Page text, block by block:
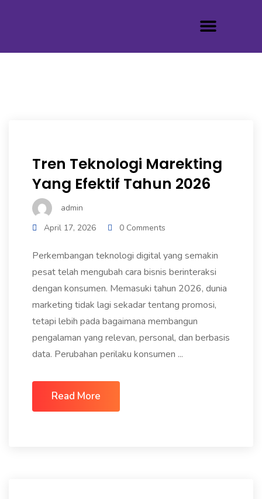
Tren Teknologi Marekting
Yang Efektif Tahun 2026
admin
April 17, 2026
0 Comments
Perkembangan teknologi digital yang semakin
pesat telah mengubah cara bisnis berinteraksi
dengan konsumen. Memasuki tahun 2026, dunia
marketing tidak lagi sekadar tentang promosi,
tetapi lebih pada bagaimana membangun
pengalaman yang relevan, personal, dan berbasis
data. Perubahan perilaku konsumen ...
Read More